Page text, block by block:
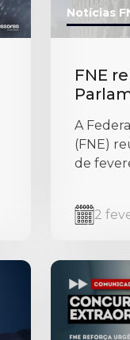
Notícias
FNE
A
(FNE)
de
2